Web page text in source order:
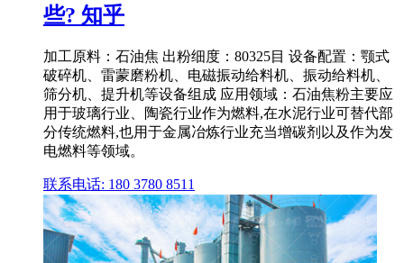
些? 知乎
加工原料：石油焦 出粉细度：80325目 设备配置：颚式
破碎机、雷蒙磨粉机、电磁振动给料机、振动给料机、
筛分机、提升机等设备组成 应用领域：石油焦粉主要应
用于玻璃行业、陶瓷行业作为燃料,在水泥行业可替代部
分传统燃料,也用于金属冶炼行业充当增碳剂以及作为发
电燃料等领域。
联系电话: 180 3780 8511